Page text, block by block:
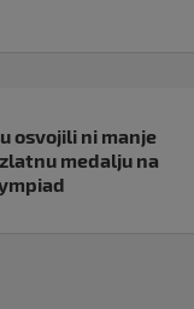
osvojili ni manje
medalju na